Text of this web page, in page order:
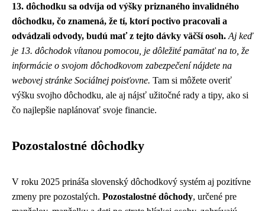
13. dôchodku sa odvíja od výšky priznaného invalidného
dôchodku, čo znamená, že tí, ktorí poctivo pracovali a
odvádzali odvody, budú mať z tejto dávky väčší osoh. Aj keď
je 13. dôchodok vítanou pomocou, je dôležité pamätať na to, že
informácie o svojom dôchodkovom zabezpečení nájdete na
webovej stránke Sociálnej poisťovne. Tam si môžete overiť
výšku svojho dôchodku, ale aj nájsť užitočné rady a tipy, ako si
čo najlepšie naplánovať svoje financie.
Pozostalostné dôchodky
V roku 2025 prináša slovenský dôchodkový systém aj pozitívne
zmeny pre pozostalých. Pozostalostné dôchody, určené pre